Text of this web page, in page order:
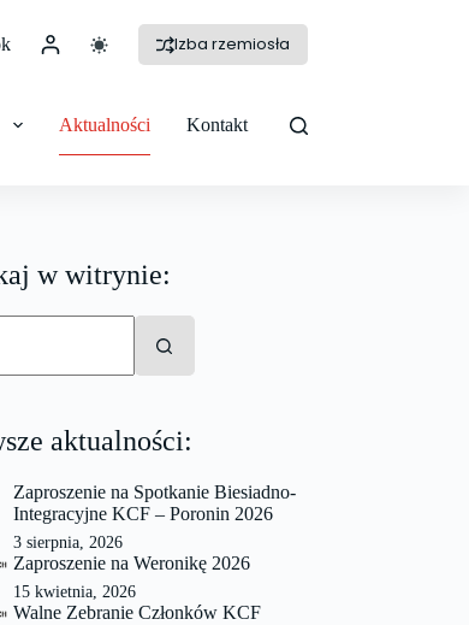
Izba rzemiosła
Aktualności Kontakt
w witrynie:
aktualności:
Zaproszenie na Spotkanie Biesiadno-
Integracyjne KCF – Poronin 2026
3 sierpnia, 2026
Zaproszenie na Weronikę 2026
15 kwietnia, 2026
Walne Zebranie Członków KCF